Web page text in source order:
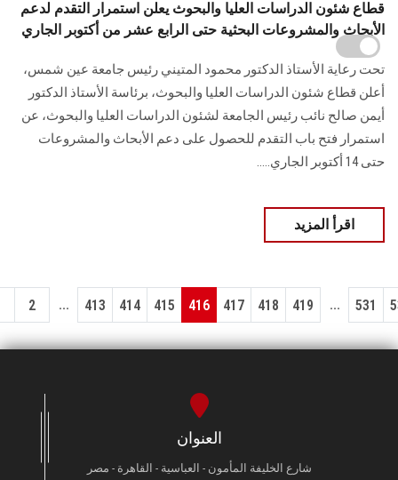
قطاع شئون الدراسات العليا والبحوث يعلن استمرار التقدم لدعم
الأبحاث والمشروعات البحثية حتى الرابع عشر من أكتوبر الجاري
تحت رعاية الأستاذ الدكتور محمود المتيني رئيس جامعة عين شمس،
أعلن قطاع شئون الدراسات العليا والبحوث، برئاسة الأستاذ الدكتور
أيمن صالح نائب رئيس الجامعة لشئون الدراسات العليا والبحوث، عن
استمرار فتح باب التقدم للحصول على دعم الأبحاث والمشروعات
حتى 14 أكتوبر الجاري.....
اقرأ المزيد
2 ... 413 414 415 416 417 418 419 ... 531
العنوان
شارع الخليفة المأمون - العباسية - القاهرة - مصر